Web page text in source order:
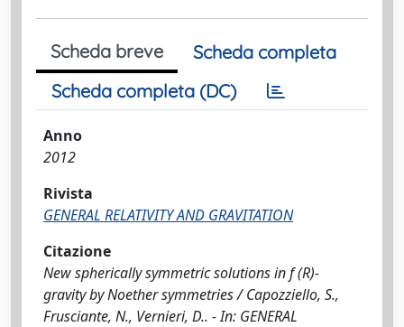
Scheda breve
Scheda completa
Scheda completa (DC)
Anno
2012
Rivista
GENERAL RELATIVITY AND GRAVITATION
Citazione
New spherically symmetric solutions in f (R)-
gravity by Noether symmetries / Capozziello, S.,
Frusciante, N., Vernieri, D.. - In: GENERAL